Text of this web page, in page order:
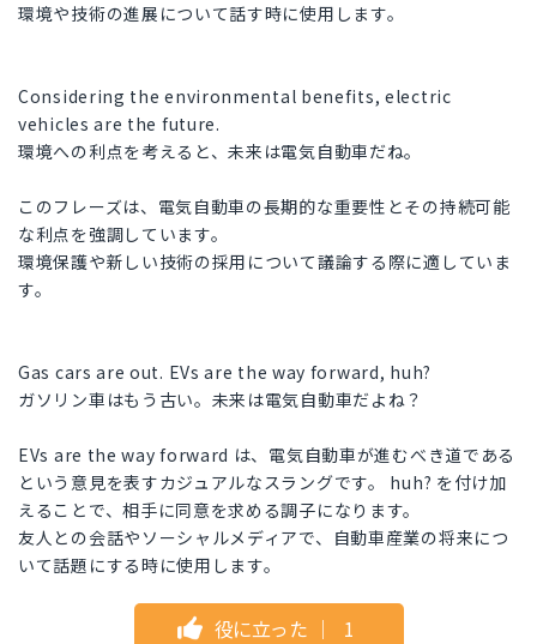
環境や技術の進展について話す時に使用します。
Considering the environmental benefits, electric
vehicles are the future.
環境への利点を考えると、未来は電気自動車だね。
このフレーズは、電気自動車の長期的な重要性とその持続可能
な利点を強調しています。
環境保護や新しい技術の採用について議論する際に適していま
す。
Gas cars are out. EVs are the way forward, huh?
ガソリン車はもう古い。未来は電気自動車だよね？
EVs are the way forward は、電気自動車が進むべき道である
という意見を表すカジュアルなスラングです。 huh? を付け加
えることで、相手に同意を求める調子になります。
友人との会話やソーシャルメディアで、自動車産業の将来につ
いて話題にする時に使用します。
役に立った ｜ 1